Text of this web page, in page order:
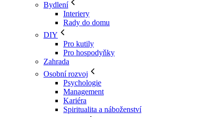
Bydlení
Interiery
Rady do domu
DIY
Pro kutily
Pro hospodyňky
Zahrada
Osobní rozvoj
Psychologie
Management
Kariéra
Spiritualita a náboženství